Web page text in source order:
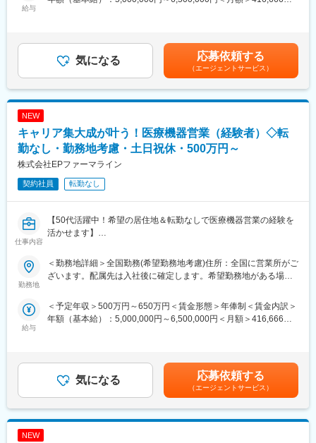
年代のMRの方が活躍されています。
当）
・入社5年目（MR経験者）33歳：712万（月給＋日当＋住宅手
当）
医療業界内でのキャリアアップを考えている方、メーカーへの転
職を視野に入れている方等、全力でサポートいたしますので是非
■優良案件多数／メーカー転籍を支援
他社では見かけないような大手メーカーの案件や最先端製品の案
件を保有しています。また原則、将来的にクライアント先への転
機器メーカーの正規社員としての勤務が可能) これを可能にして
客からの信頼が厚いためです。
CSOは本部のバックアップ体制が何より重要です。1人のプロジ
ェクトマネージャーが管理する営業は約20名程度であり、相談事
も可能です。また、クライアント・社内評価に基いた明確な評価
制度により、キャリアや年収アップに向けた目標を定めやすい環
■基本的に稼働率は100%：常時、待機期間が発生することが無い
よう隙間なくアサインをしています。これも比較的少数規模に抑
えて運営を行っているからこそ実現ができていることであり、強
みの部分です。
給与
気になる 応募依頼する
（エージェントサービス）
NEW
キャリア集大成が叶う！医療機器営業（経験者）◇転
勤なし・勤務地考慮・土日祝休・500万円～
株式会社EPファーマライン
契約社員 転勤なし
仕事内容
【50代活躍中！希望の居住地＆転勤なしで医療機器営業の経験を
活かせます】
【はじめに】
大手CSO、EPファーマラインでは医療機器営業においてベテラン
方が可能です。
主に医療機器メーカーを早期退職したメンバー、介護などで短期
【業務内容】
入社後は配属前研修を受けたのち、当社クライアントである医療
機器メーカーへ配属されます。
行っていただくお仕事は、医療機器メーカーとして製品のシェア
勤務地
＜勤務地詳細＞全国勤務(希望勤務地考慮)住所：全国に営業所がご
ざいます。配属先は入社後に確定します。希望勤務地がある場合
ます。）変更の範囲：会社の定める事業所
給与
＜予定年収＞500万円～650万円＜賃金形態＞年俸制＜賃金内訳＞
年額（基本給）：5,000,000円～6,500,000円＜月額＞416,666円
気になる 応募依頼する
（エージェントサービス）
NEW